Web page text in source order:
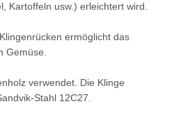
Kartoffeln usw.) erleichtert wird.
ermöglicht das
Gemüse.
verwendet. Die Klinge
Stahl 12C27.